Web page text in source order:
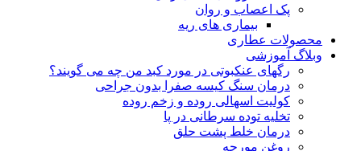
پک اعصاب و روان
بیماری های ریه
محصولات عطاری
وبلاگ آموزشی
رگهای عنکبوتی در مورد کبد من چه می گویند؟
درمان سنگ کیسه صفرا بدون جراحی
کولیت اسهالی روده و زخم روده
تخلیه توده سرطانی در پا
درمان خلط پشت حلق
روغن مورچه